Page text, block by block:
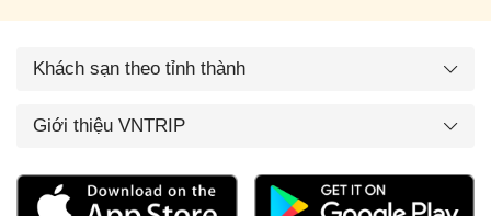
Khách sạn theo tỉnh thành
Giới thiệu VNTRIP